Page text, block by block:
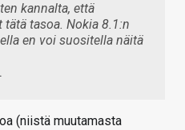
kannalta, että
tasoa. Nokia 8.1:n
en voi suositella näitä
(niistä muutamasta